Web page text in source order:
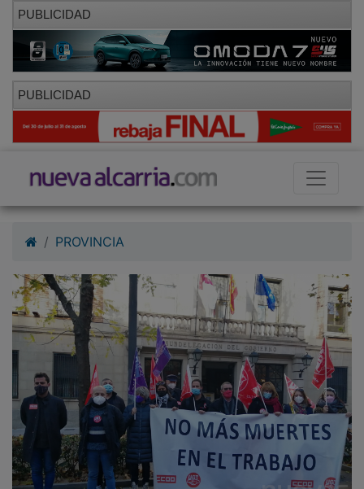
PUBLICIDAD
PUBLICIDAD